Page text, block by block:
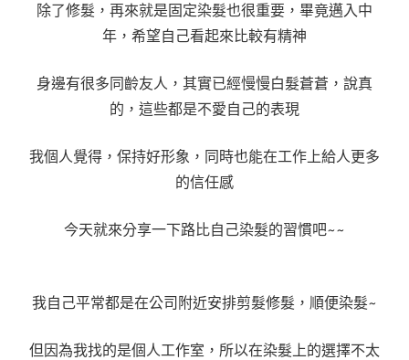
除了修髮，再來就是固定染髮也很重要，畢竟邁入中
年，希望自己看起來比較有精神
身邊有很多同齡友人，其實已經慢慢白髮蒼蒼，說真
的，這些都是不愛自己的表現
我個人覺得，保持好形象，同時也能在工作上給人更多
的信任感
今天就來分享一下路比自己染髮的習慣吧~~
我自己平常都是在公司附近安排剪髮修髮，順便染髮~
但因為我找的是個人工作室，所以在染髮上的選擇不太